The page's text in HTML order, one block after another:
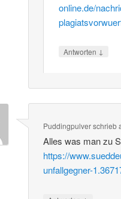
online.de/
Antworten ↓
Puddingpulverschrieb
Alles was man zu
https://
unfallgegner-